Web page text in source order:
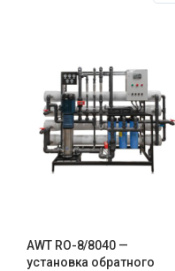
AWT RO-8/8040 —
установка обратного